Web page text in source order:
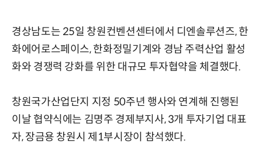
경상남도는 25일 창원컨벤션센터에서 디엔솔루션즈, 한
화에어로스페이스, 한화정밀기계와 경남 주력산업 활성
화와 경쟁력 강화를 위한 대규모 투자협약을 체결했다.
창원국가산업단지 지정 50주년 행사와 연계해 진행된
이날 협약식에는 김명주 경제부지사, 3개 투자기업 대표
자, 장금용 창원시 제1부시장이 참석했다.